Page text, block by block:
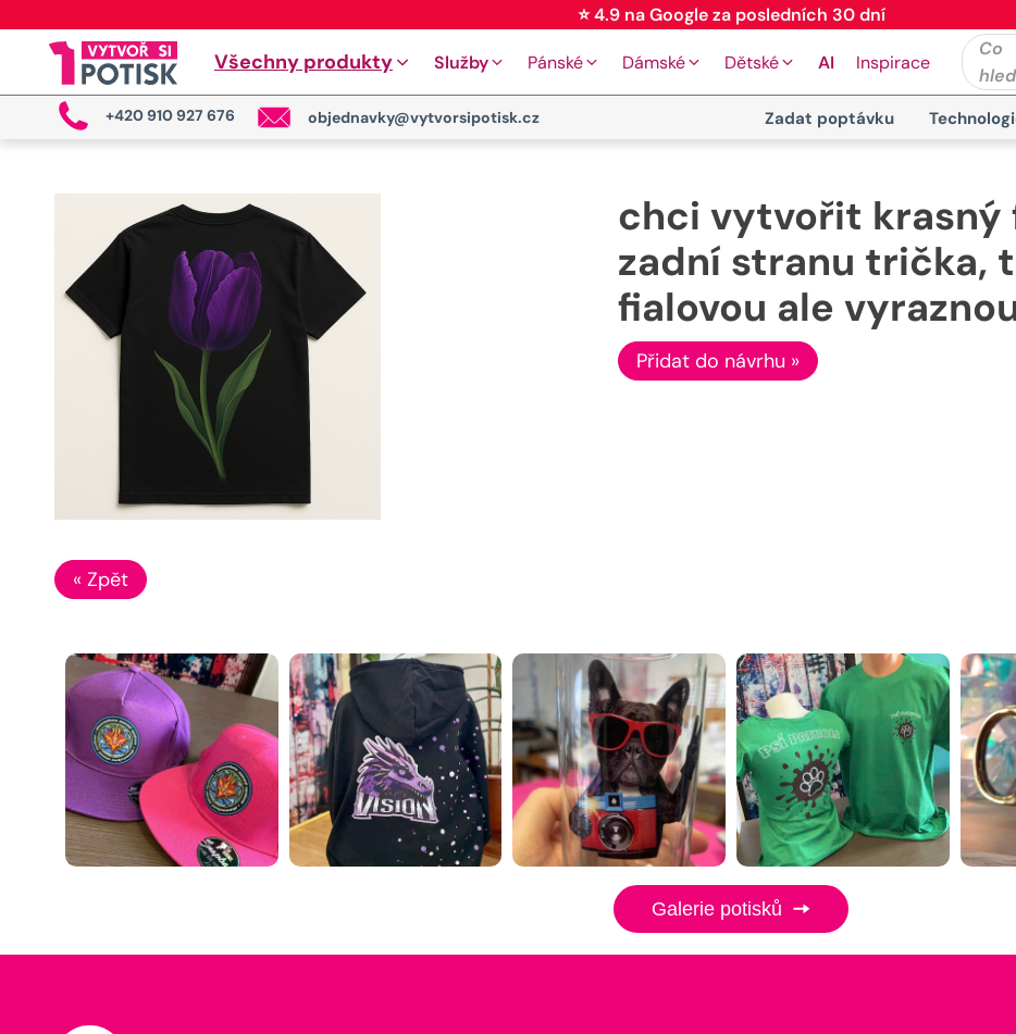
⭐ 4.9 na Google za posledních 30 dní
Všechny produkty Služby Pánské Dámské Dětské AI Inspirace
Co
+420 910 927 676 objednavky@vytvorsipotisk.cz Zadat poptávku
chci vytvořit krasný
zadní stranu trička,
fialovou ale
Přidat do návrhu »
« Zpět
Galerie potisků